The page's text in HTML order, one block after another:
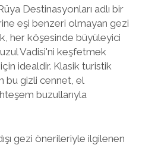
Destinasyonları adlı bir
eşi benzeri olmayan gezi
her köşesinde büyüleyici
Vadisi'ni keşfetmek
idealdir. Klasik turistik
bu gizli cennet, el
buzullarıyla
gezi önerileriyle ilgilenen